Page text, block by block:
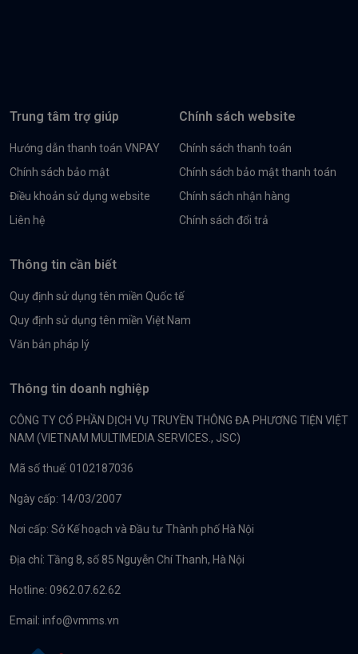
Trung tâm trợ giúp
Hướng dẫn thanh toán VNPAY
Chính sách bảo mật
Điều khoản sử dụng website
Liên hệ
Chính sách website
Chính sách thanh toán
Chính sách bảo mật thanh toán
Chính sách nhận hàng
Chính sách đổi trả
Thông tin cần biết
Quy định sử dụng tên miền Quốc tế
Quy định sử dụng tên miền Việt Nam
Văn bản pháp lý
Thông tin doanh nghiệp
CÔNG TY CỔ PHẦN DỊCH VỤ TRUYỀN THÔNG ĐA PHƯƠNG TIỆN VIỆT
NAM (VIETNAM MULTIMEDIA SERVICES., JSC)
Mã số thuế: 0102187036
Ngày cấp: 14/03/2007
Nơi cấp: Sở Kế hoạch và Đầu tư Thành phố Hà Nội
Địa chỉ: Tầng 8, số 85 Nguyễn Chí Thanh, Hà Nội
Hotline: 0962.07.62.62
Email: info@vmms.vn